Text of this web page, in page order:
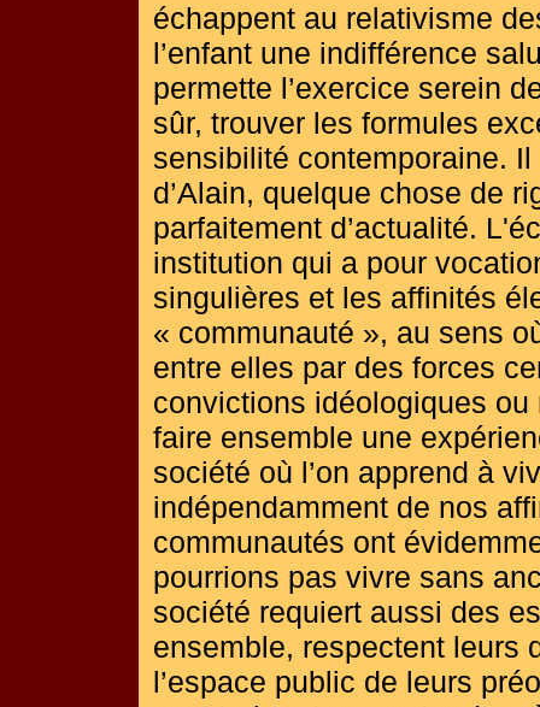
échappent au relativisme
l’enfant une indifférence
permette l’exercice serein
sûr, trouver les formules
sensibilité contemporaine.
d’Alain, quelque chose de
parfaitement d’actualité.
institution qui a pour
singulières et les affinités
« communauté », au sens
entre elles par des forces
convictions idéologiques
faire ensemble une
société où l’on apprend à
indépendamment de nos
communautés ont
pourrions pas vivre sans
société requiert aussi des
ensemble, respectent leurs
l’espace public de leurs